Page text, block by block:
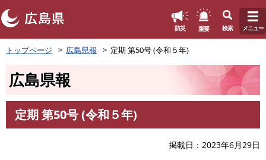
ペ
ー
頭
す
防災 重要 検索 メニュー
トップページ 広島県報 定期 第50号 (令和５年)
広島県報
文
定期 第50号 (令和５年)
掲載日 2023年6月29日